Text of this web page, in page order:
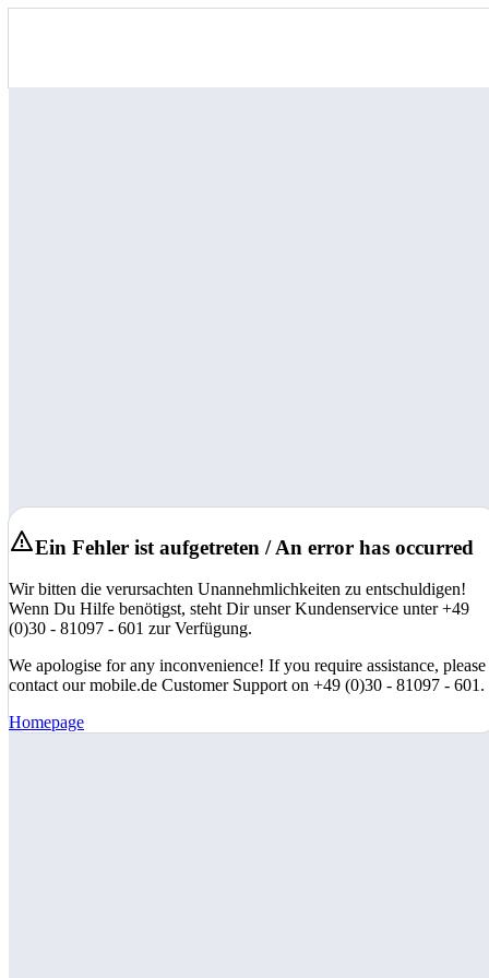
Ein Fehler ist aufgetreten / An error has occurred
Wir bitten die verursachten Unannehmlichkeiten zu entschuldigen!
Wenn Du Hilfe benötigst, steht Dir unser Kundenservice unter +49
(0)30 - 81097 - 601 zur Verfügung.
We apologise for any inconvenience! If you require assistance, please
contact our mobile.de Customer Support on +49 (0)30 - 81097 - 601.
Homepage